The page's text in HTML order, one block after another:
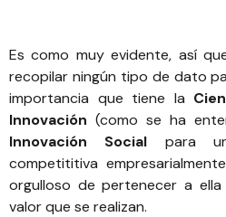
Es como muy evidente, así
recopilar ningún tipo de dato
importancia que tiene la
Innovación (como se ha
Innovación Social para
competititiva
orgulloso de pertenecer a
valor que se realizan.